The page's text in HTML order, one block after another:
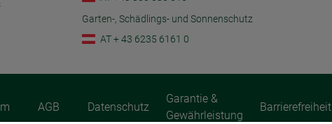
Garten-, Schädlings- und Sonnenschutz
AT + 43 6235 6161 0
AGB Datenschutz
Garantie &
Gewährleistung
Barrierefreiheit